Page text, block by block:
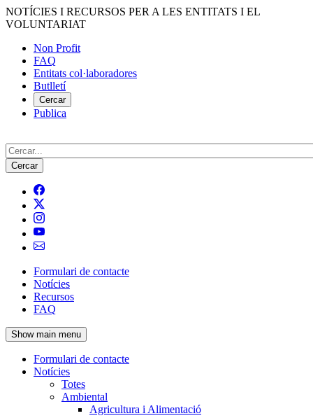
Vés
al
NOTÍCIES I RECURSOS PER A LES ENTITATS I EL
VOLUNTARIAT
Menú
del
compte
d'usuari
Non Profit
FAQ
Entitats col·laboradores
Butlletí
Cercar
Publica
Cerca
Navegació
principal
de
l'encapçalament
Formulari de contacte
Notícies
Recursos
FAQ
Show main menu
Navegació
principal
Formulari de contacte
Notícies
Totes
Ambiental
Agricultura i Alimentació